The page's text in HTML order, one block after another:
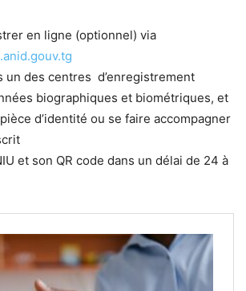
en ligne (optionnel) via
un des centres d’enregistrement
biographiques et biométriques, et
d’identité ou se faire accompagner
et son QR code dans un délai de 24 à